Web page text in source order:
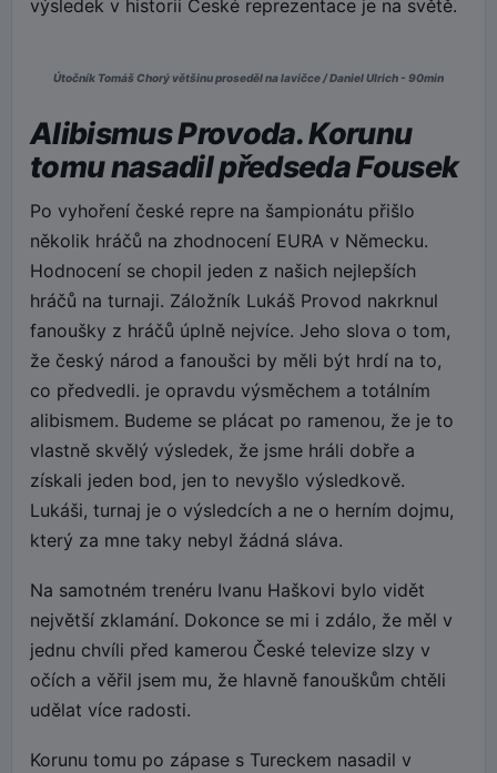
výsledek v historii České reprezentace je na světě.
Útočník Tomáš Chorý většinu proseděl na lavičce / Daniel Ulrich - 90min
Alibismus Provoda. Korunu
tomu nasadil předseda Fousek
Po vyhoření české repre na šampionátu přišlo
několik hráčů na zhodnocení EURA v Německu.
Hodnocení se chopil jeden z našich nejlepších
hráčů na turnaji. Záložník Lukáš Provod nakrknul
fanoušky z hráčů úplně nejvíce. Jeho slova o tom,
že český národ a fanoušci by měli být hrdí na to,
co předvedli. je opravdu výsměchem a totálním
alibismem. Budeme se plácat po ramenou, že je to
vlastně skvělý výsledek, že jsme hráli dobře a
získali jeden bod, jen to nevyšlo výsledkově.
Lukáši, turnaj je o výsledcích a ne o herním dojmu,
který za mne taky nebyl žádná sláva.
Na samotném trenéru Ivanu Haškovi bylo vidět
největší zklamání. Dokonce se mi i zdálo, že měl v
jednu chvíli před kamerou České televize slzy v
očích a věřil jsem mu, že hlavně fanouškům chtěli
udělat více radosti.
Korunu tomu po zápase s Tureckem nasadil v